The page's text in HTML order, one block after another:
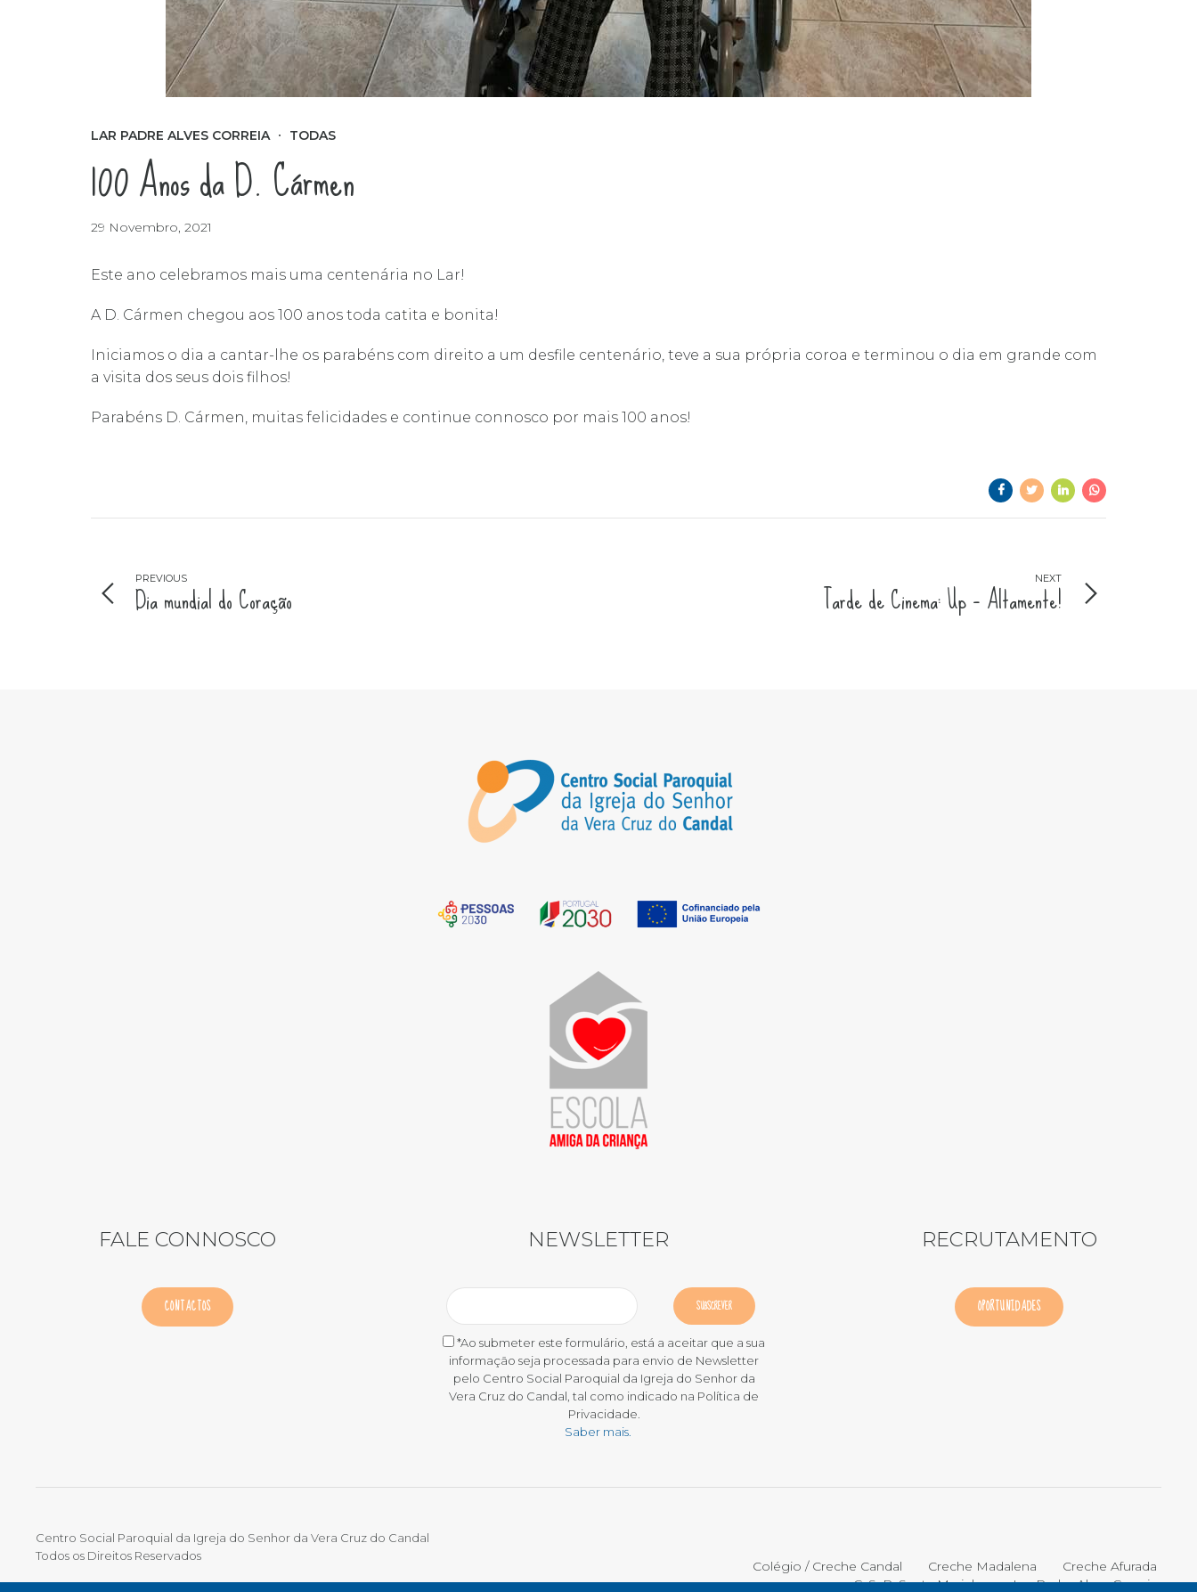
LAR PADRE ALVES CORREIA TODAS
100 Anos da D. Cármen
29 Novembro, 2021
Este ano celebramos mais uma centenária no Lar!
A D. Cármen chegou aos 100 anos toda catita e bonita!
Iniciamos o dia a cantar-lhe os parabéns com direito a um desfile centenário, teve a sua própria coroa e terminou o dia em grande com
a visita dos seus dois filhos!
Parabéns D. Cármen, muitas felicidades e continue connosco por mais 100 anos!
PREVIOUS
Dia mundial do Coração NEXT
Tarde de Cinema: Up – Altamente!
FALE CONNOSCO
CONTACTOS
NEWSLETTER
*Ao submeter este formulário, está a aceitar que a sua
informação seja processada para envio de Newsletter
pelo Centro Social Paroquial da Igreja do Senhor da
Vera Cruz do Candal, tal como indicado na Política de
Privacidade.
Saber mais.
RECRUTAMENTO
OPORTUNIDADES
Centro Social Paroquial da Igreja do Senhor da Vera Cruz do Candal
Todos os Direitos Reservados
Colégio / Creche Candal Creche Madalena
Creche Afurada
C. S. P. Santa Marinha
Lar Padre Alves Correia